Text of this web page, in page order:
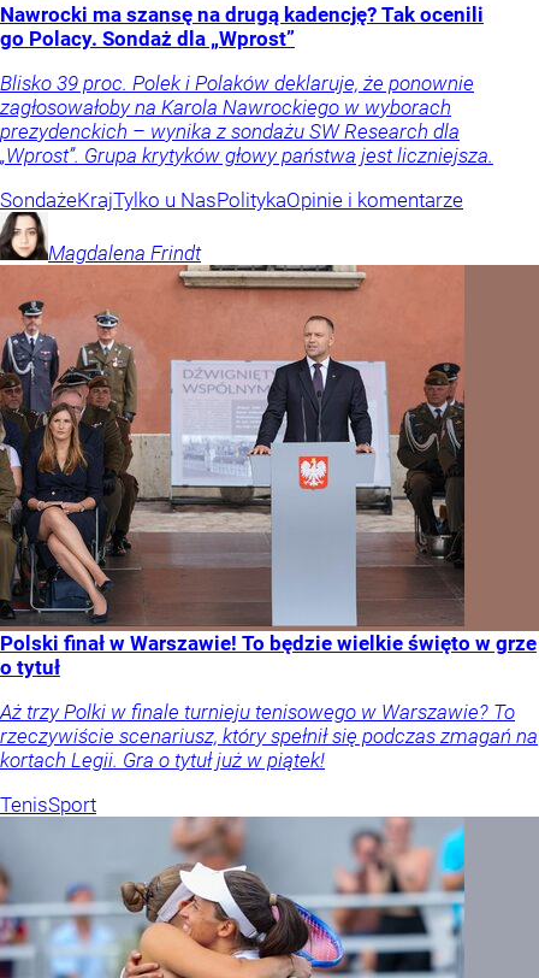
Nawrocki ma szansę na drugą kadencję? Tak ocenili
go Polacy. Sondaż dla „Wprost”
Blisko 39 proc. Polek i Polaków deklaruje, że ponownie
zagłosowałoby na Karola Nawrockiego w wyborach
prezydenckich – wynika z sondażu SW Research dla
„Wprost”. Grupa krytyków głowy państwa jest liczniejsza.
SondażeKrajTylko u NasPolitykaOpinie i komentarze
Magdalena Frindt
Polski finał w Warszawie! To będzie wielkie święto w grze
o tytuł
Aż trzy Polki w finale turnieju tenisowego w Warszawie? To
rzeczywiście scenariusz, który spełnił się podczas zmagań na
kortach Legii. Gra o tytuł już w piątek!
TenisSport